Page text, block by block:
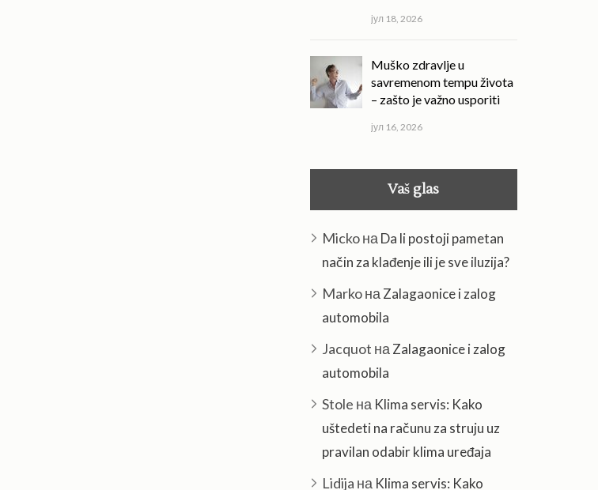
јул 18, 2026
Muško zdravlje u
savremenom tempu života
– zašto je važno usporiti
јул 16, 2026
Vaš glas
Mickoна Da li postoji pametan
način za klađenje ili je sve iluzija?
Markoна Zalagaonice i zalog
automobila
Jacquot на Zalagaonice i zalog
automobila
Stole на Klima servis: Kako
uštedeti na računu za struju uz
pravilan odabir klima uređaja
Lidija на Klima servis: Kako